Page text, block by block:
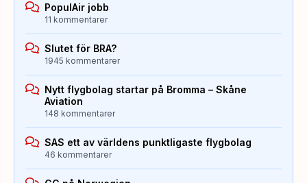
PopulAir jobb
11 kommentarer
Slutet för BRA?
1945 kommentarer
Nytt flygbolag startar på Bromma – Skåne
Aviation
148 kommentarer
SAS ett av världens punktligaste flygbolag
46 kommentarer